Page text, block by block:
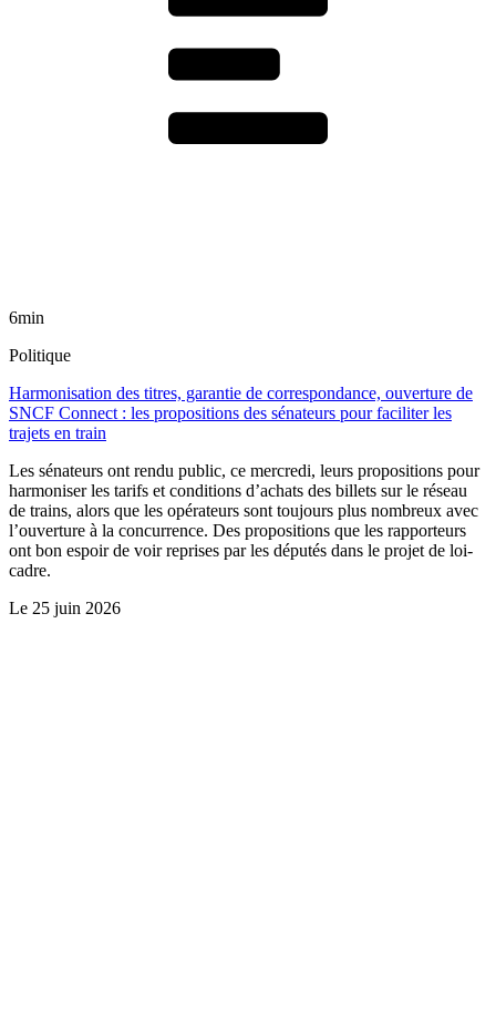
6min
Politique
Harmonisation des titres, garantie de correspondance, ouverture de
SNCF Connect : les propositions des sénateurs pour faciliter les
trajets en train
Les sénateurs ont rendu public, ce mercredi, leurs propositions pour
harmoniser les tarifs et conditions d’achats des billets sur le réseau
de trains, alors que les opérateurs sont toujours plus nombreux avec
l’ouverture à la concurrence. Des propositions que les rapporteurs
ont bon espoir de voir reprises par les députés dans le projet de loi-
cadre.
Le 25 juin 2026